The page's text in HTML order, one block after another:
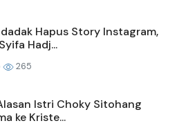
Hapus Story Instagram,
Hadj...
265
Istri Choky Sitohang
ke Kriste...